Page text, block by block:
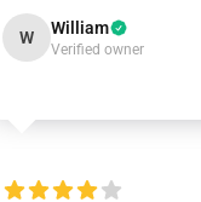
W William
Verified owner